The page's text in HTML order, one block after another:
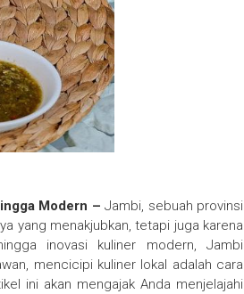
Modern – Jambi, sebuah provinsi
yang menakjubkan, tetapi juga karena
inovasi kuliner modern, Jambi
mencicipi kuliner lokal adalah cara
ini akan mengajak Anda menjelajahi